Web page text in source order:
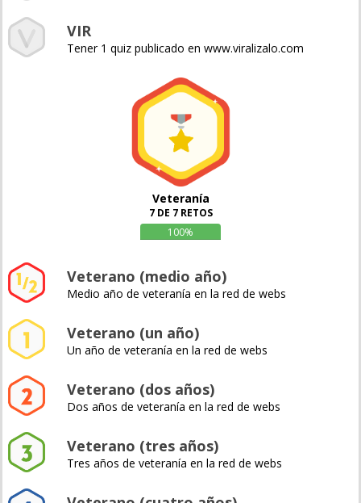
VIR
Tener 1 quiz publicado en www.viralizalo.com
Veteranía
7 DE 7 RETOS
100%
Veterano (medio año)
Medio año de veteranía en la red de webs
Veterano (un año)
Un año de veteranía en la red de webs
Veterano (dos años)
Dos años de veteranía en la red de webs
Veterano (tres años)
Tres años de veteranía en la red de webs